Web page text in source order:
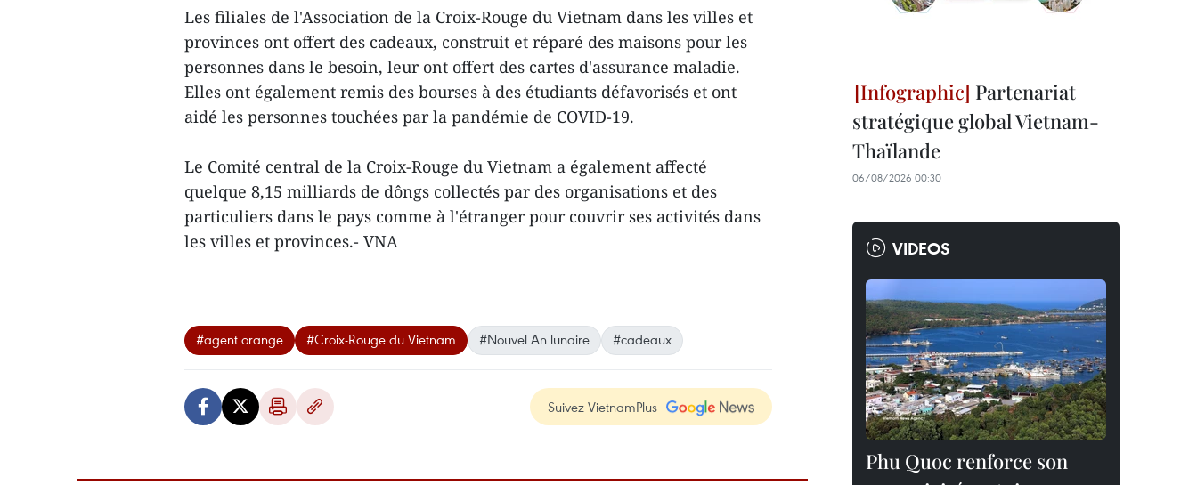
Les filiales de l'Association de la Croix-Rouge du Vietnam dans les villes et
provinces ont offert des cadeaux, construit et réparé des maisons pour les
personnes dans le besoin, leur ont offert des cartes d'assurance maladie.
Elles ont également remis des bourses à des étudiants défavorisés et ont
aidé les personnes touchées par la pandémie de COVID-19.
Le Comité central de la Croix-Rouge du Vietnam a également affecté
quelque 8,15 milliards de dôngs collectés par des organisations et des
particuliers dans le pays comme à l'étranger pour couvrir ses activités dans
les villes et provinces.- VNA
#agent orange #Croix-Rouge du Vietnam #Nouvel An lunaire #cadeaux
Suivez VietnamPlus
Partenariat
stratégique global Vietnam-
Thaïlande
06/08/2026 00:30
VIDEOS
Phu Quoc renforce son